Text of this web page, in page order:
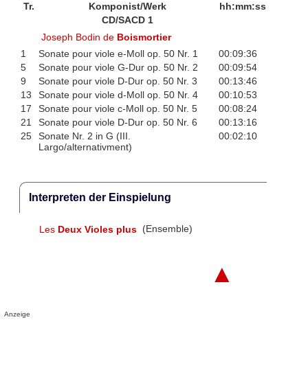
Tr. Komponist/Werk
hh:mm:ss
CD/SACD 1
Joseph Bodin de Boismortier
1
Sonate pour viole e-Moll op. 50 Nr. 1
00:09:36
5
Sonate pour viole G-Dur op. 50 Nr. 2
00:09:54
9
Sonate pour viole D-Dur op. 50 Nr. 3
00:13:46
13
Sonate pour viole d-Moll op. 50 Nr. 4
00:10:53
17
Sonate pour viole c-Moll op. 50 Nr. 5
00:08:24
21
Sonate pour viole D-Dur op. 50 Nr. 6
00:13:16
25
Sonate Nr. 2 in G (III.
Largo/alternativment)
00:02:10
Interpreten der Einspielung
Les Deux Violes plus (Ensemble)
▲
Anzeige